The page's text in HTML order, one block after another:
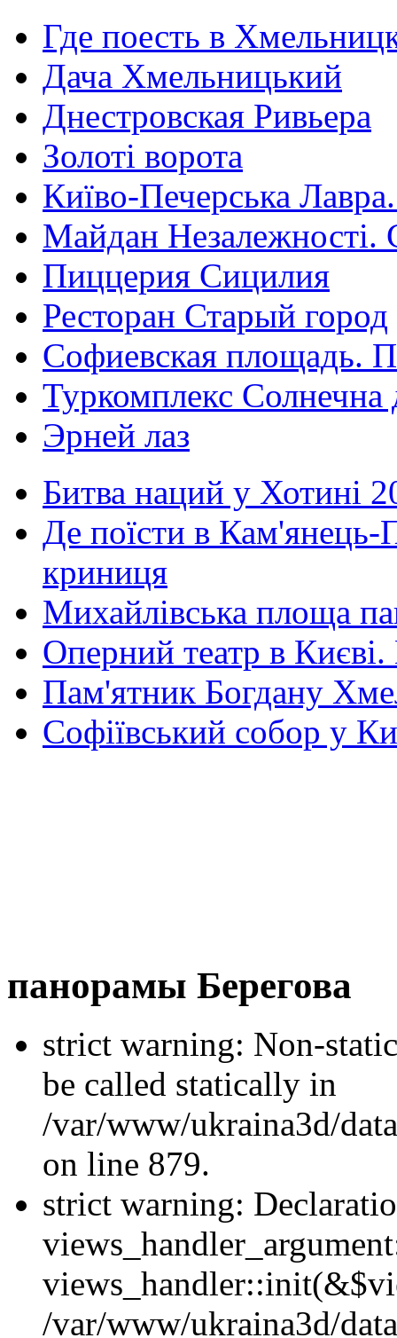
Где поесть в
Дача Хмельницький
Днестровская Ривьера
Золоті ворота
Київо-Печерська
Майдан Незалежності.
Пиццерия Сицилия
Ресторан Старый город
Софиевская площадь.
Туркомплекс Солнечна
Эрней лаз
Битва наций у Хотині
Де поїсти в Кам'янець-
криниця
Михайлівська площа
Оперний театр в
Пам'ятник Богдану
Софіївський собор у
панорамы Берегова
strict warning: Non-
be called statically in
/var/www/ukraina3d/
on line 879.
strict warning:
/var/www/ukraina3d/